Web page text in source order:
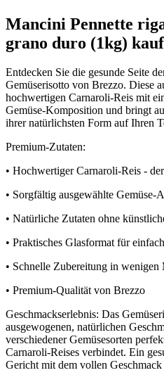
Mancini Pennette
grano duro (1kg)
Entdecken Sie die gesunde Seite
Gemüserisotto von Brezzo. Diese
hochwertigen Carnaroli-Reis mit
Gemüse-Komposition und bringt
ihrer natürlichsten Form auf Ihren
Premium-Zutaten:
• Hochwertiger Carnaroli-Reis -
• Sorgfältig ausgewählte Gemüse-
• Natürliche Zutaten ohne
• Praktisches Glasformat für
• Schnelle Zubereitung in wenigen
• Premium-Qualität von Brezzo
Geschmackserlebnis: Das
ausgewogenen, natürlichen
verschiedener Gemüsesorten
Carnaroli-Reises verbindet. Ein
Gericht mit dem vollen